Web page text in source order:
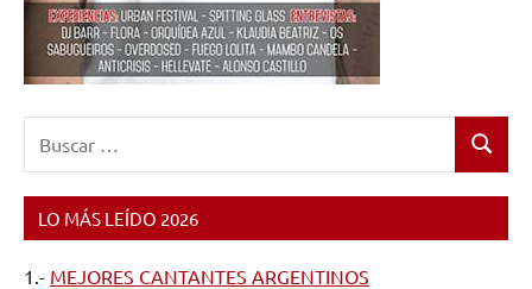
Buscar
LO MÁS LEÍDO 2026
1.- MEJORES CANTANTES ARGENTINOS